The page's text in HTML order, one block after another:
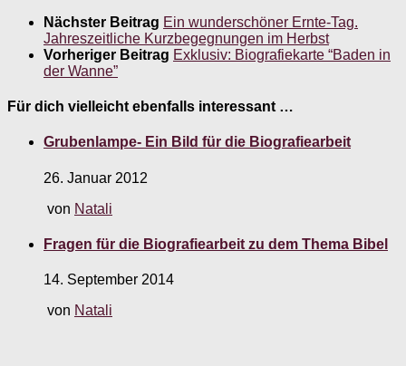
Nächster Beitrag Ein wunderschöner Ernte-Tag.
Jahreszeitliche Kurzbegegnungen im Herbst
Vorheriger Beitrag Exklusiv: Biografiekarte “Baden in
der Wanne”
Für dich vielleicht ebenfalls interessant …
Grubenlampe- Ein Bild für die Biografiearbeit
26. Januar 2012
von Natali
Fragen für die Biografiearbeit zu dem Thema Bibel
14. September 2014
von Natali